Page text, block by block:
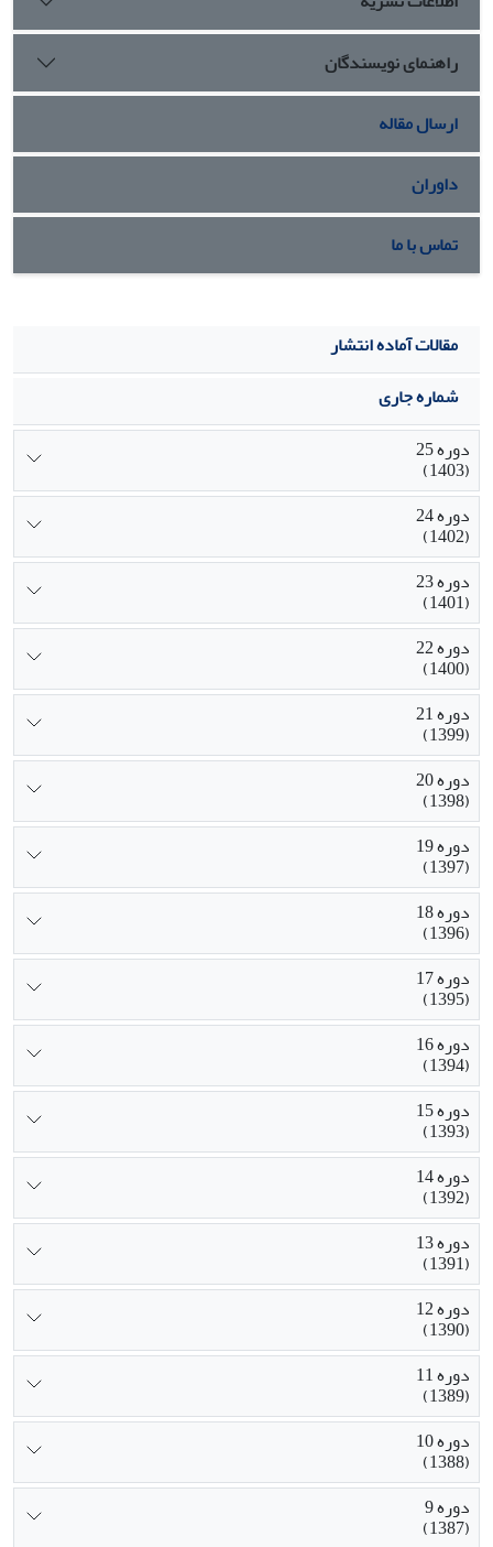
راهنمای نویسندگان
ارسال مقاله
داوران
تماس با ما
مقالات آماده انتشار
شماره جاری
دوره 25
(1403)
دوره 24
(1402)
دوره 23
(1401)
دوره 22
(1400)
دوره 21
(1399)
دوره 20
(1398)
دوره 19
(1397)
دوره 18
(1396)
دوره 17
(1395)
دوره 16
(1394)
دوره 15
(1393)
دوره 14
(1392)
دوره 13
(1391)
دوره 12
(1390)
دوره 11
(1389)
دوره 10
(1388)
دوره 9
(1387)